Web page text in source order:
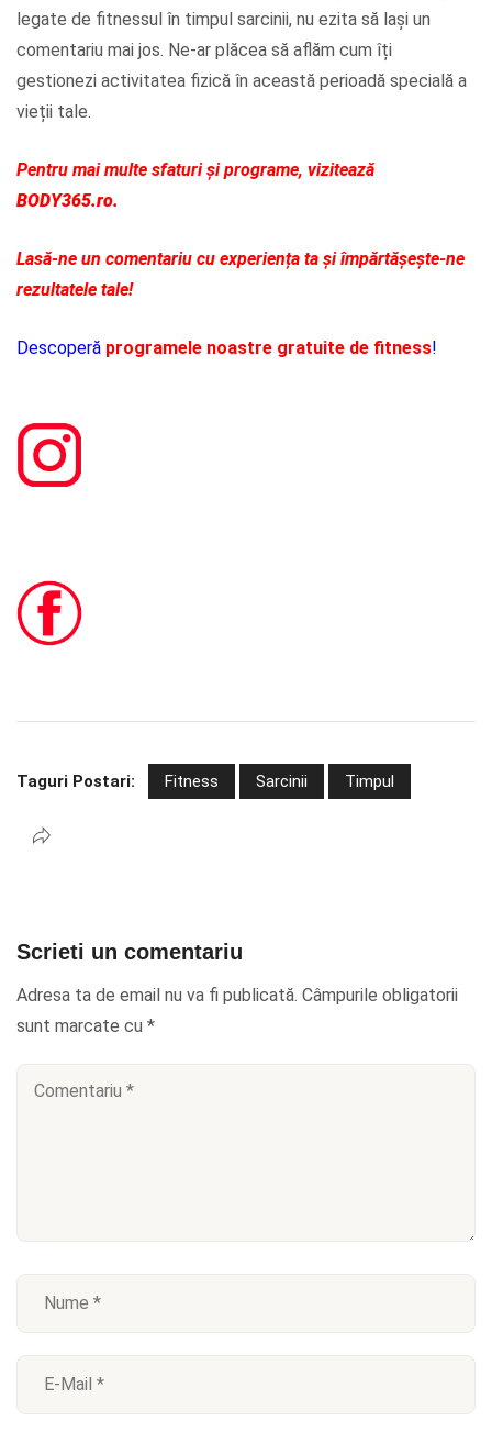
legate de fitnessul în timpul sarcinii, nu ezita să lași un
comentariu mai jos. Ne-ar plăcea să aflăm cum îți
gestionezi activitatea fizică în această perioadă specială a
vieții tale.
Pentru mai multe sfaturi și programe, vizitează
BODY365.ro.
Lasă-ne un comentariu cu experiența ta și împărtășește-ne
rezultatele tale!
Descoperă programele noastre gratuite de fitness!
Taguri Postari: Fitness Sarcinii Timpul
Scrieti un comentariu
Adresa ta de email nu va fi publicată. Câmpurile obligatorii
sunt marcate cu *